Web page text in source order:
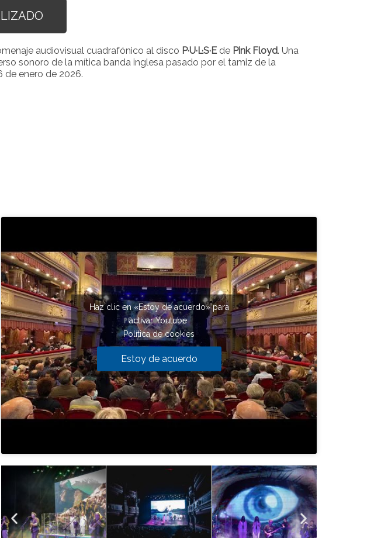
audiovisual cuadrafónico al disco P·U·L·S·Ede Pink Floyd. Una
sonoro de la mítica banda inglesa pasado por el tamiz de la
de enero de 2026.
Haz clic en «Estoy de acuerdo» para
activar Youtube
Política de cookies
Estoy de acuerdo